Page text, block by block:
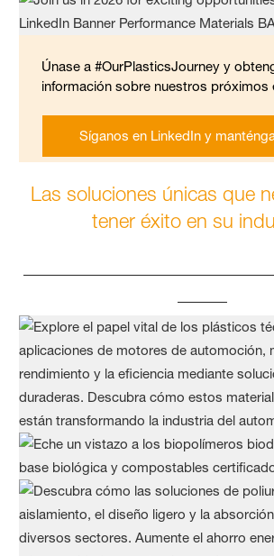
Únase a #OurPlasticsJourney y
información sobre nuestros próximos
Síganos en LinkedIn y
Las soluciones únicas que
tener éxito en su